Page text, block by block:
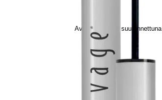
Avaa tuotekuva suurennettuna